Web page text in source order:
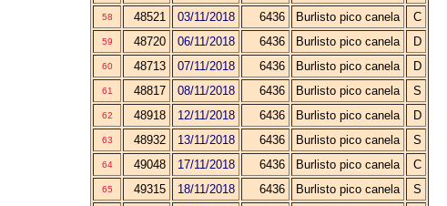
58 48521 03/11/2018 6436 Burlisto pico canela C
59 48720 06/11/2018 6436 Burlisto pico canela D
60 48713 07/11/2018 6436 Burlisto pico canela D
61 48817 08/11/2018 6436 Burlisto pico canela S
62 48918 12/11/2018 6436 Burlisto pico canela D
63 48932 13/11/2018 6436 Burlisto pico canela S
64 49048 17/11/2018 6436 Burlisto pico canela C
65 49315 18/11/2018 6436 Burlisto pico canela S